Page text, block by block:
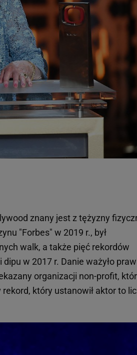
znany jest z tężyzny
"Forbes" w 2019 r., był
walk, a także pięć rekordów
w 2017 r. Danie ważyło
organizacji non-profit,
który ustanowił aktor to